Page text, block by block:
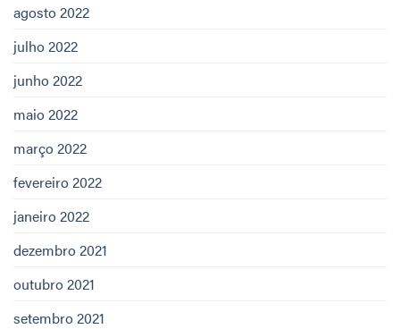
agosto 2022
julho 2022
junho 2022
maio 2022
março 2022
fevereiro 2022
janeiro 2022
dezembro 2021
outubro 2021
setembro 2021